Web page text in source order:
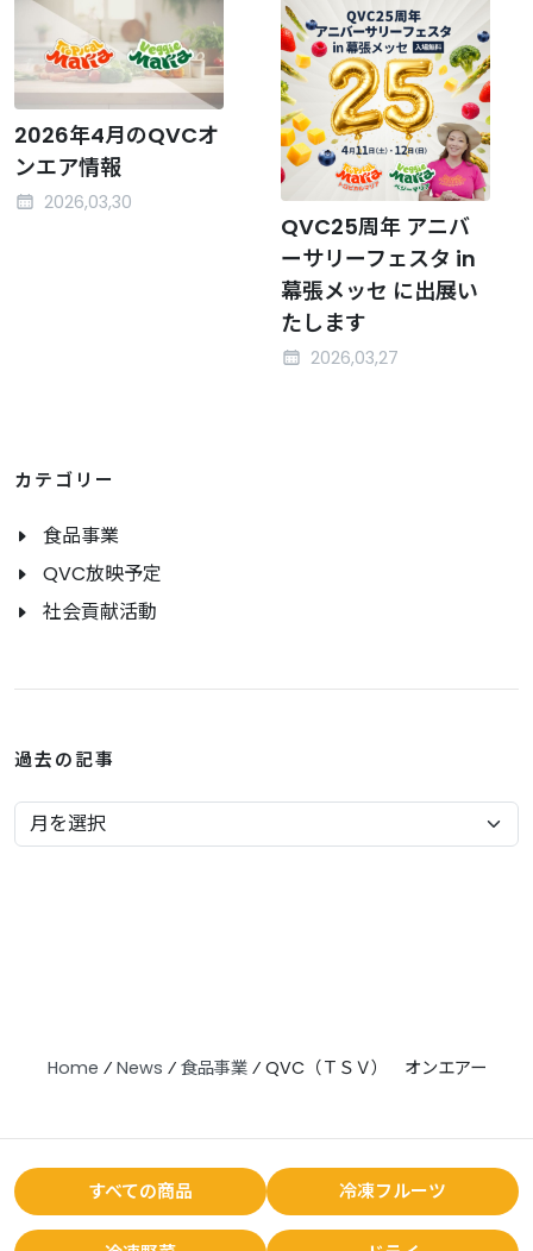
2026年4月のQVCオ
ンエア情報
2026,03,30
QVC25周年 アニバ
ーサリーフェスタ in
幕張メッセ に出展い
たします
2026,03,27
カテゴリー
食品事業
QVC放映予定
社会貢献活動
過去の記事
Home ⁄ News ⁄ 食品事業⁄ QVC（ＴＳＶ） オンエアー
すべての商品 冷凍フルーツ